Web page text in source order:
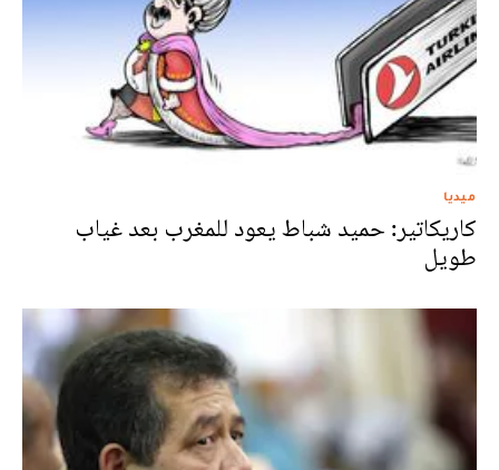
ميديا
كاريكاتير: حميد شباط يعود للمغرب بعد غياب
طويل